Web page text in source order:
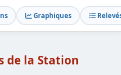
Graphiques
de la Station